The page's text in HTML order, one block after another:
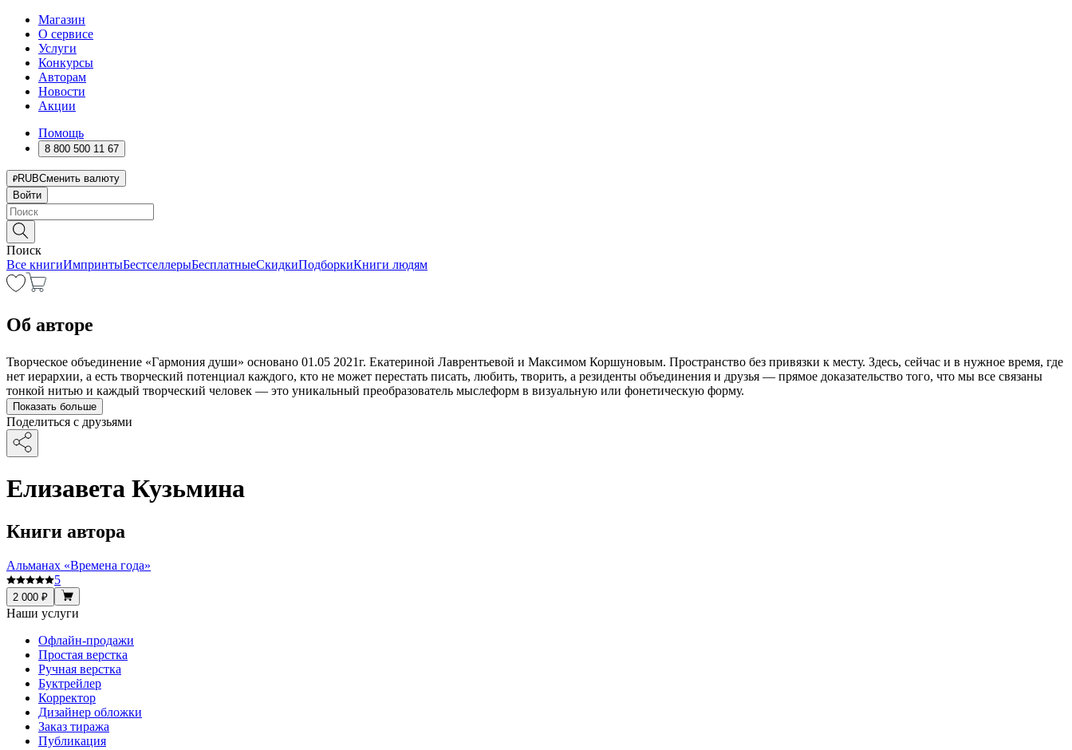
Магазин
О сервисе
Услуги
Конкурсы
Авторам
Новости
Акции
Помощь
8 800 500 11 67
RUBСменить валюту
Войти
Поиск
Все книгиИмпринтыБестселлерыБесплатныеСкидкиПодборкиКниги людям
Об авторе
Творческое объединение «Гармония души» основано 01.05 2021г. Екатериной Лаврентьевой и Максимом Коршуновым. Пространство без привязки к месту. Здесь, сейчас и в нужное время, где
нет иерархии, а есть творческий потенциал каждого, кто не может перестать писать, любить, творить, а резиденты объединения и друзья — прямое доказательство того, что мы все связаны
тонкой нитью и каждый творческий человек — это уникальный преобразователь мыслеформ в визуальную или фонетическую форму.
Показать больше
Поделиться с друзьями
Елизавета Кузьмина
Книги автора
Альманах «Времена года»
5
2 000 ₽
Наши услуги
Офлайн-продажи
Простая верстка
Ручная верстка
Буктрейлер
Корректор
Дизайнер обложки
Заказ тиража
Публикация